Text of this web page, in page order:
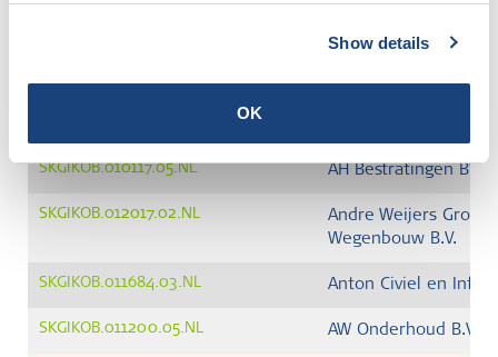
Show details
OK
SKGIKOB.008616.05.NL
SKGIKOB.010117.05.NL AH Bestratingen BV
SKGIKOB.012017.02.NL
Andre Weijers
Wegenbouw B.V.
SKGIKOB.011684.03.NL Anton Civiel en Infra
SKGIKOB.011200.05.NL AW Onderhoud B.V.